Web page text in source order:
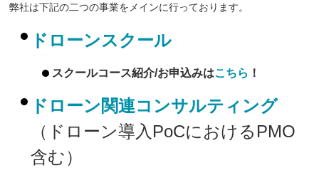
弊社は下記の二つの事業をメインに行っております。
ドローンスクール
スクールコース紹介/お申込みはこちら ！
ドローン関連コンサルティング
（ドローン導入PoCにおけるPMO
含む）